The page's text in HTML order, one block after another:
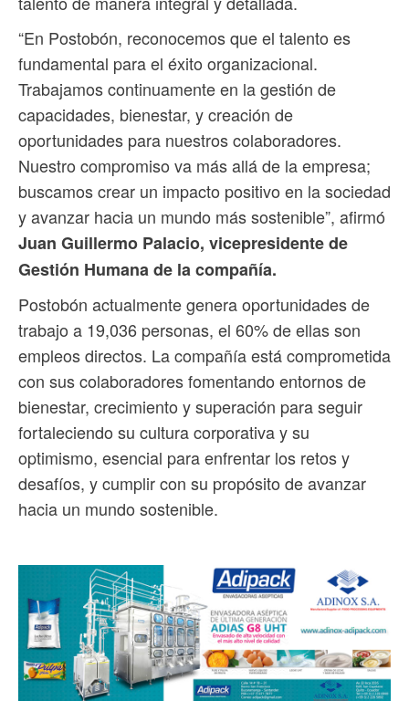
“En Postobón, reconocemos que el talento es
fundamental para el éxito organizacional.
Trabajamos continuamente en la gestión de
capacidades, bienestar, y creación de
oportunidades para nuestros colaboradores.
Nuestro compromiso va más allá de la empresa;
buscamos crear un impacto positivo en la sociedad
y avanzar hacia un mundo más sostenible”, afirmó
Juan Guillermo Palacio, vicepresidente de
Gestión Humana de la compañía.
Postobón actualmente genera oportunidades de
trabajo a 19,036 personas, el 60% de ellas son
empleos directos. La compañía está comprometida
con sus colaboradores fomentando entornos de
bienestar, crecimiento y superación para seguir
fortaleciendo su cultura corporativa y su
optimismo, esencial para enfrentar los retos y
desafíos, y cumplir con su propósito de avanzar
hacia un mundo sostenible.